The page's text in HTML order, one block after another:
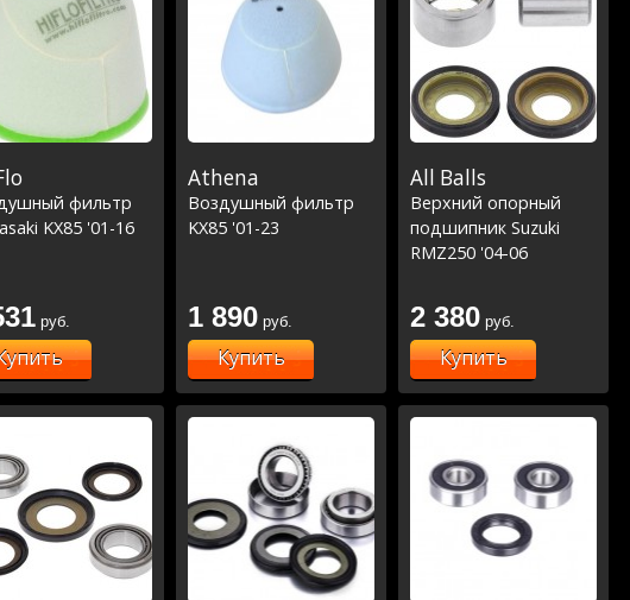
фильтр
KX85 '01-16
руб.
Athena
Воздушный фильтр
KX85 '01-23
1 890 руб.
Купить
All Balls
Верхний опорный
подшипник Suzuki
RMZ250 '04-06
23/ KX125/KX250 '89-07
KX250F '04-23 KX450F
'06-23 /KLX450R 08-19
2 380 руб.
Купить